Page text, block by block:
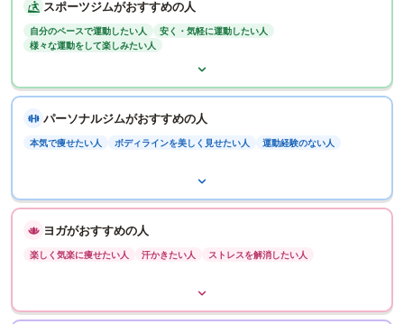
スポーツジムがおすすめの人
自分のペースで運動したい人
安く・気軽に運動したい人
様々な運動をして楽しみたい人
パーソナルジムがおすすめの人
本気で痩せたい人 ボディラインを美しく見せたい人 運動経験のない人
ヨガがおすすめの人
楽しく気楽に痩せたい人 汗かきたい人 ストレスを解消したい人